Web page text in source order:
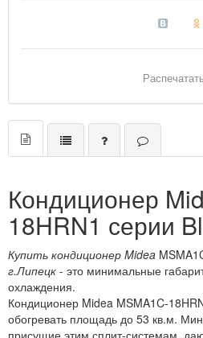
Распечатать
Кондиционер
18HRN1 серии
Купить кондиционер Midea
г.Липецк - это минимальные
охлаждения.
Кондиционер Midea MSMA1C-
обогревать площадь до 53 кв.м.
присущие этим сплит-системам,